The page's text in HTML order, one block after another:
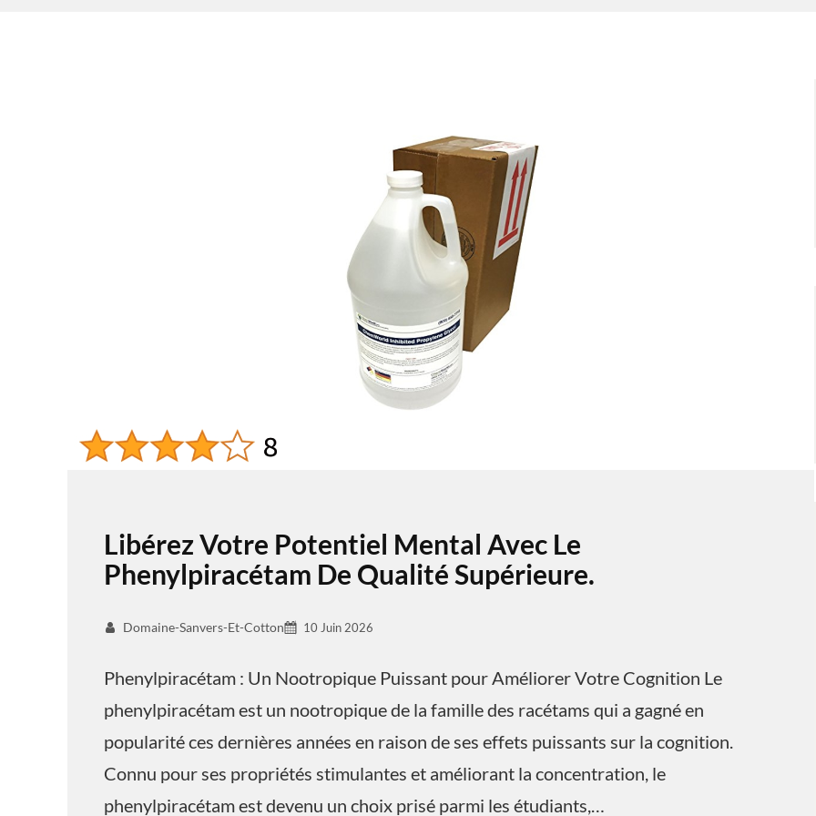
Libérez Votre Potentiel Mental Avec Le
Phenylpiracétam De Qualité Supérieure.
Domaine-Sanvers-Et-Cotton 10 Juin 2026
Phenylpiracétam : Un Nootropique Puissant pour Améliorer Votre Cognition Le
phenylpiracétam est un nootropique de la famille des racétams qui a gagné en
popularité ces dernières années en raison de ses effets puissants sur la cognition.
Connu pour ses propriétés stimulantes et améliorant la concentration, le
phenylpiracétam est devenu un choix prisé parmi les étudiants,…